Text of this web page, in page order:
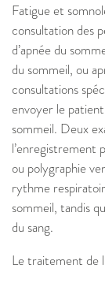
Fatigue et
consultation des
d’apnée du
du sommeil, ou
consultations
envoyer le
sommeil. Deux
l’enregistrement
ou polygraphie
rythme
sommeil, tandis
du sang.
Le traitement de